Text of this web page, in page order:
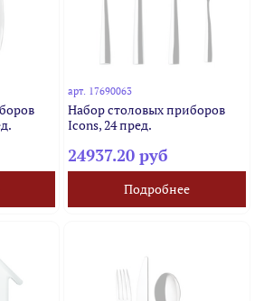
арт. 17690063
Набор столовых приборов
Icons, 24 пред.
24937.20 руб
Подробнее